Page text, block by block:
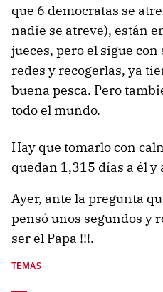
que 6 democratas se
nadie se atreve), están
jueces, pero el sigue
redes y recogerlas, ya
buena pesca. Pero
todo el mundo.
Hay que tomarlo con
quedan 1,315 días a él y
Ayer, ante la pregunta
pensó unos segundos y
ser el Papa !!!.
TEMAS